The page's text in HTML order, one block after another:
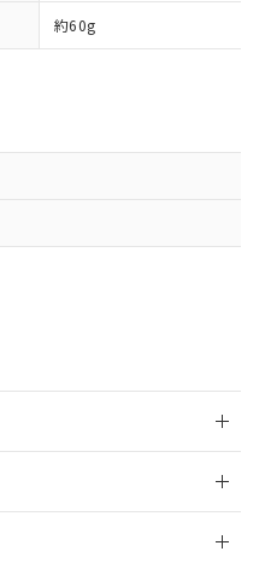
約60g
ただくには、I-Web
されている必要が
用者が、当社の製
るお客様との取
とは、"個人情報
ます。
ウンロードするこ
の非含有証明書
了までの期間は出
することから備考
在庫切替を完了
のことがない限
割愛しておりま
境に深刻な影響を
ます。
がある場合は、取
せん。
いない機種